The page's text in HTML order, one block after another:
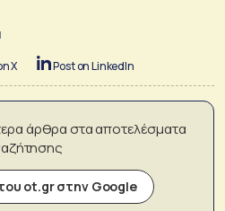
X Post on LinkedIn
άρθρα στα αποτελέσματα
ot.gr στην Google